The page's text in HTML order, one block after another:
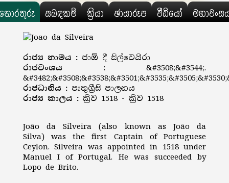
සබඳකම් ක්‍රියා ඡායාරූප වීඩියෝ
රාජ්‍ය නාමය : ජාඕ දී සිල්වෙයිරා
රාජවංශය :&#3508;&#3544;.
රාජධානිය : පෘතුග්‍රීසි පාලනය
රාජ්‍ය කාලය : ක්‍රිව 1518 - ක්‍රිව 1518
João da Silveira (also known as João da
Silva) was the first Captain of Portuguese
Ceylon. Silveira was appointed in 1518 under
Manuel I of Portugal. He was succeeded by
Lopo de Brito.